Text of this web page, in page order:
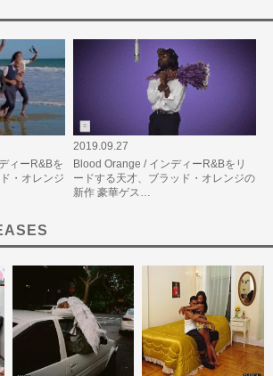
ィーR&Bを
・オレンジ
2019.09.27
Blood Orange / インディーR&Bをリ
ードする天才、ブラッド・オレンジの
新作 豪華ゲス…